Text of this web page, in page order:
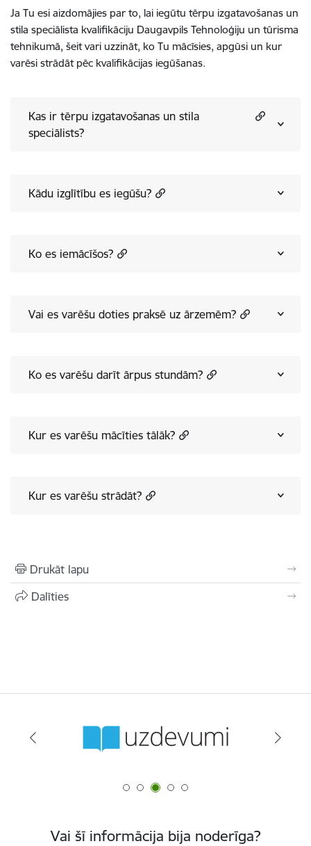
Ja Tu esi aizdomājies par to, lai iegūtu tērpu izgatavošanas un
stila speciālista kvalifikāciju Daugavpils Tehnoloģiju un tūrisma
tehnikumā, šeit vari uzzināt, ko Tu mācīsies, apgūsi un kur
varēsi strādāt pēc kvalifikācijas iegūšanas.
Kas ir tērpu izgatavošanas un stila
speciālists?
Kādu izglītību es iegūšu?
Ko es iemācīšos?
Vai es varēšu doties praksē uz ārzemēm?
Ko es varēšu darīt ārpus stundām?
Kur es varēšu mācīties tālāk?
Kur es varēšu strādāt?
Drukāt lapu
Dalīties
Vai šī informācija bija noderīga?